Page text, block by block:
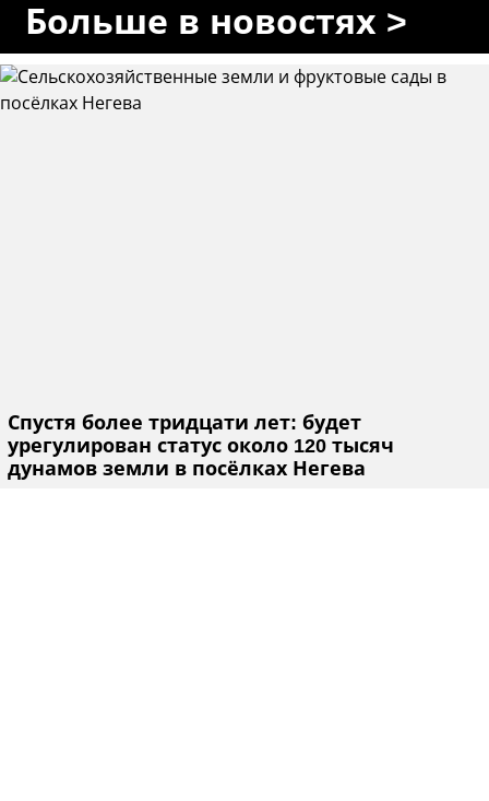
Больше в новостях >
Спустя более тридцати лет: будет
урегулирован статус около 120 тысяч
дунамов земли в посёлках Негева